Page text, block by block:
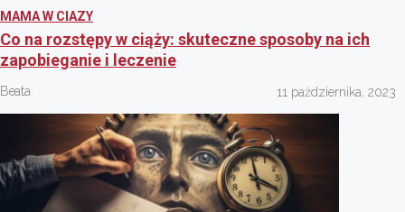
MAMA W CIAZY
Co na rozstępy w ciąży: skuteczne sposoby na ich
zapobieganie i leczenie
Beata 11 października, 2023